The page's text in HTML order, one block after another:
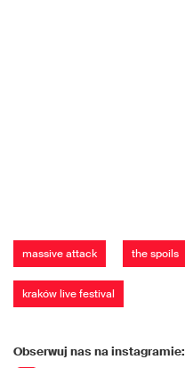
massive attack the spoils
kraków live festival
Obserwuj nas na instagramie: